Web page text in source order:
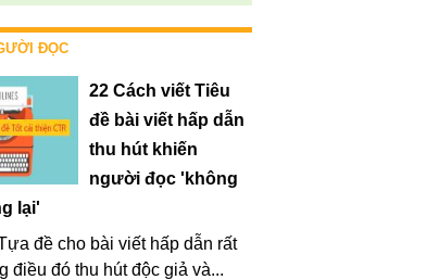
ĐỌC
22 Cách viết Tiêu
đề bài viết hấp dẫn
thu hút khiến
người đọc 'không
lại'
đề cho bài viết hấp dẫn rất
điều đó thu hút độc giả và...